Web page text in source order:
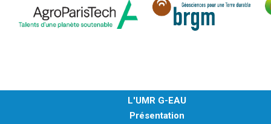
L'UMR G-EAU
Présentation